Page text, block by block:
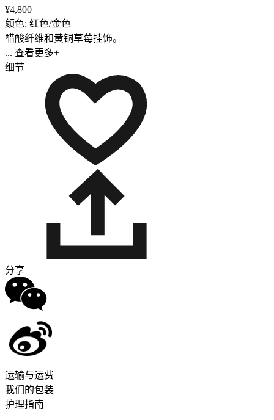
¥4,800
颜色: 红色/金色
醋酸纤维和黄铜草莓挂饰。
... 查看更多+
细节
分享
运输与运费
我们的包装
护理指南